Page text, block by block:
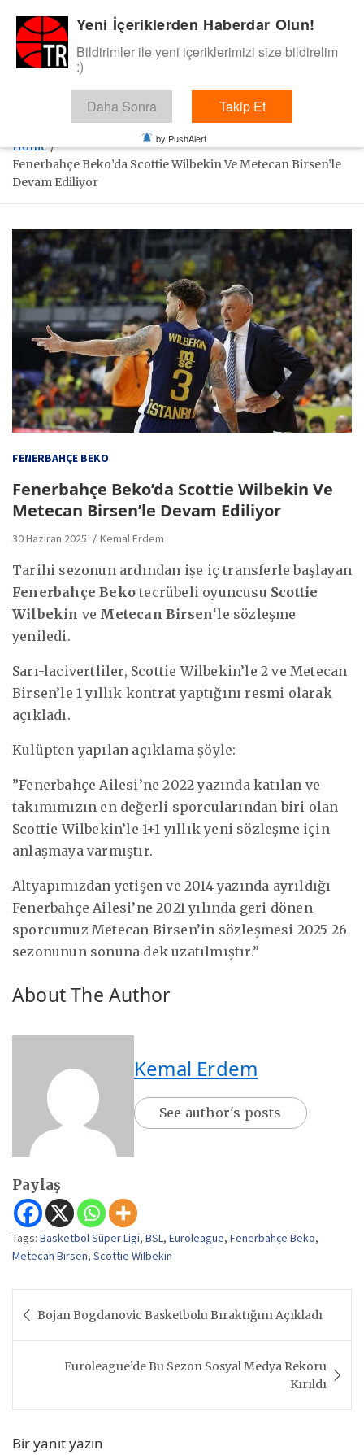
content
BasketTR
Sol dip çizgiden bir basket de bizden gelsin dedik.
Home
Fenerbahçe Beko’da Scottie Wilbekin Ve Metecan Birsen’le
Devam Ediliyor
FENERBAHÇE BEKO
Fenerbahçe Beko’da Scottie Wilbekin Ve
Metecan Birsen’le Devam Ediliyor
30 Haziran 2025 Kemal Erdem
Tarihi sezonun ardından işe iç transferle başlayan
Fenerbahçe Beko tecrübeli oyuncusu Scottie
Wilbekin ve Metecan Birsen‘le sözleşme
yeniledi.
Sarı-lacivertliler, Scottie Wilbekin’le 2 ve Metecan
Birsen’le 1 yıllık kontrat yaptığını resmi olarak
açıkladı.
Kulüpten yapılan açıklama şöyle:
”Fenerbahçe Ailesi’ne 2022 yazında katılan ve
takımımızın en değerli sporcularından biri olan
Scottie Wilbekin’le 1+1 yıllık yeni sözleşme için
anlaşmaya varmıştır.
Altyapımızdan yetişen ve 2014 yazında ayrıldığı
Fenerbahçe Ailesi’ne 2021 yılında geri dönen
sporcumuz Metecan Birsen’in sözleşmesi 2025-26
sezonunun sonuna dek uzatılmıştır.”
About The Author
Kemal Erdem
See author's posts
Paylaş
Tags: Basketbol Süper Ligi, BSL, Euroleague, Fenerbahçe Beko,
Metecan Birsen, Scottie Wilbekin
gezinmesi
Bojan Bogdanovic Basketbolu Bıraktığını Açıkladı
Euroleague’de Bu Sezon Sosyal Medya Rekoru
Kırıldı
Bir yanıt yazın
Yeni İçeriklerden Haberdar Olun!
Bildirimler ile yeni içeriklerimizi size bildirelim
:)
Daha Sonra Takip Et
by PushAlert